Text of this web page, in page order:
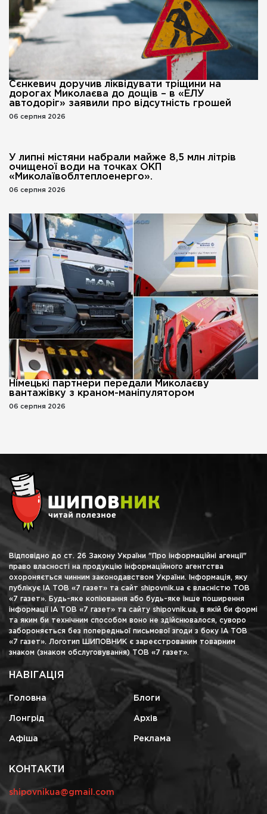
Сєнкевич доручив ліквідувати тріщини на
дорогах Миколаєва до дощів – в «ЕЛУ
автодоріг» заявили про відсутність грошей
06 серпня 2026
У липні містяни набрали майже 8,5 млн літрів
очищеної води на точках ОКП
«Миколаївоблтеплоенерго».
06 серпня 2026
Німецькі партнери передали Миколаєву
вантажівку з краном-маніпулятором
06 серпня 2026
Відповідно до ст. 26 Закону України "Про інформаційні агенції"
право власності на продукцію інформаційного агентства
охороняється чинним законодавством України. Інформація, яку
публікує ІА ТОВ «7 газет» та сайт shipovnik.ua є власністю ТОВ
«7 газет». Будь-яке копіювання або будь-яке інше поширення
інформації ІА ТОВ «7 газет» та сайту shipovnik.ua, в якій би формі
та яким би технічним способом воно не здійснювалося, суворо
забороняється без попередньої письмової згоди з боку ІА ТОВ
«7 газет». Логотип ШИПОВНИК є зареєстрованим товарним
знаком (знаком обслуговування) ТОВ «7 газет».
НАВІГАЦІЯ
Головна Блоги
Лонгрід Архів
Афіша Реклама
КОНТАКТИ
shipovnikua@gmail.com